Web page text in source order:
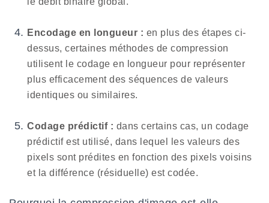
Encodage en longueur : en plus des étapes ci-
dessus, certaines méthodes de compression
utilisent le codage en longueur pour représenter
plus efficacement des séquences de valeurs
identiques ou similaires.
Codage prédictif : dans certains cas, un codage
prédictif est utilisé, dans lequel les valeurs des
pixels sont prédites en fonction des pixels voisins
et la différence (résiduelle) est codée.